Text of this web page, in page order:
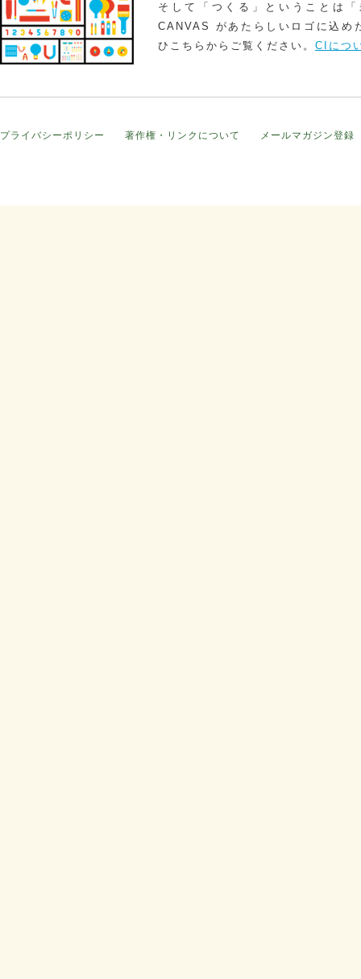
そして「つくる」ということは
CANVAS があたらしいロゴに込め
ひこちらからご覧ください。 CIにつ
プライバシーポリシー 著作権・リンクについて メールマガジン登録